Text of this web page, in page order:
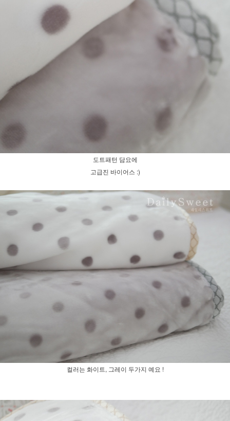
도트패턴 담요에
고급진 바이어스 :)
컬러는 화이트, 그레이 두가지 예요 !